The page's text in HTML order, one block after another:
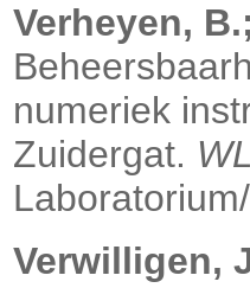
Verheyen,
numeriek
Zuidergat.
Verwilligen,